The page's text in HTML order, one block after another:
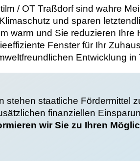
/ OT Traßdorf sind wahre
und sparen
warm und Sie reduzieren
Fenster für Ihr
Entwicklung in
stehen staatliche Fördermittel
finanziellen
wir Sie zu Ihren